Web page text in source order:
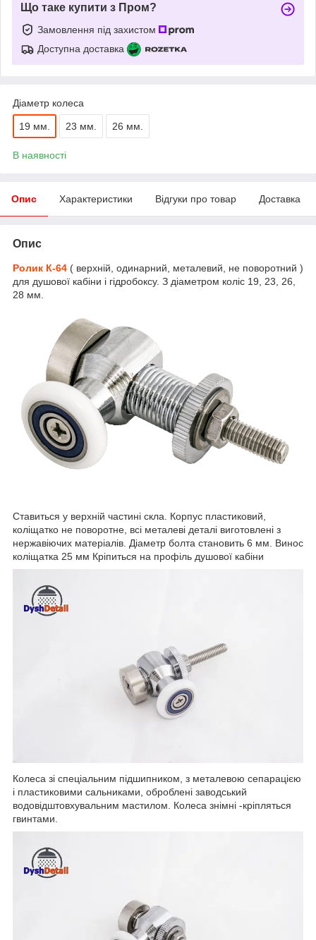
Що таке купити з Пром?
Замовлення під захистом
Доступна доставка
Діаметр колеса
19 мм. 23 мм. 26 мм.
В наявності
Опис Характеристики Відгуки про товар Доставка
Опис
Ролик К-64 ( верхній, одинарний, металевий, не поворотний )
для душової кабіни і гідробоксу. З діаметром коліс 19, 23, 26,
28 мм.
Ставиться у верхній частині скла. Корпус пластиковий,
коліщатко не поворотне, всі металеві деталі виготовлені з
нержавіючих матеріалів. Діаметр болта становить 6 мм. Винос
коліщатка 25 мм Кріпиться на профіль душової кабіни
Колеса зі спеціальним підшипником, з металевою сепарацією
і пластиковими сальниками, оброблені заводський
водовідштовхувальним мастилом. Колеса знімні -кріпляться
гвинтами.